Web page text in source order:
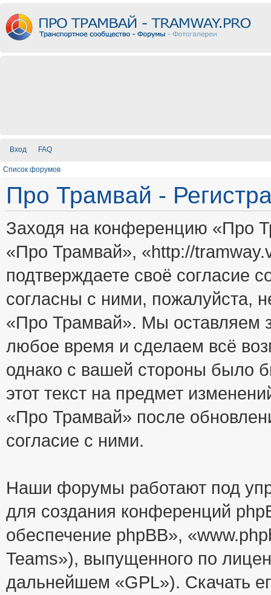
Вход FAQ
Список форумов
Про Трамвай -
Заходя на конференцию «Про
«Про Трамвай», «http://
подтверждаете своё
согласны с ними, пожалуйста,
«Про Трамвай». Мы оставляем
любое время и сделаем всё
однако с вашей стороны было
этот текст на предмет
«Про Трамвай» после
согласие с ними.
Наши форумы работают под
для создания конференций
обеспечение phpBB»,
Teams»), выпущенного по
дальнейшем «GPL»). Скачать